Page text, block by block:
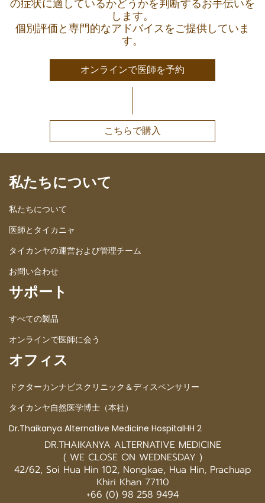
の症状に適しているかどうかを判断するお手伝いを
します。
個別評価と専門的なアドバイスをご提供していま
す。
オンラインで医師を予約
こちらで購入
私たちについて
私たちについて
医師とタイカニャ
タイカンヤの運営および管理チーム
お問い合わせ
サポート
すべての製品
オンラインで医師に会う
オフィス
ドクターカンナビスクリニック＆ディスペンサリー
タイカンヤ自然医学博士（本社）
Dr.Thaikanya Alternative Medicine HospitalHH 2
DR.THAIKANYA ALTERNATIVE MEDICINE
( WE CLOSE ON WEDNESDAY )
42/62, Soi Hua Hin 102, Nongkae, Hua Hin, Prachuap
Khiri Khan 77110
+66 (0) 98 258 9494